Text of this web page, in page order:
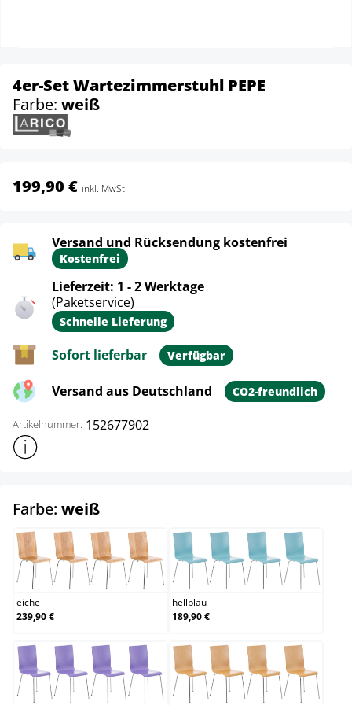
4er-Set Wartezimmerstuhl PEPE
Farbe: weiß
199,90 € inkl. MwSt.
Versand und Rücksendung kostenfrei
Kostenfrei
Lieferzeit: 1 - 2 Werktage
(Paketservice)
Schnelle Lieferung
Sofort lieferbar Verfügbar
Versand aus Deutschland CO2-freundlich
Artikelnummer: 152677902
Weitere Produktinformationen anzeigen
Farbe: weißauswählen
eiche
eiche
239,90 €
hellblau
hellblau
189,90 €
lila natura